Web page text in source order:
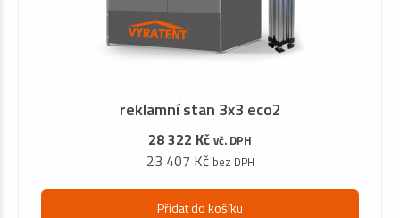
reklamní stan 3x3 eco2
28 322 Kč vč. DPH
23 407 Kč bez DPH
Přidat do košíku